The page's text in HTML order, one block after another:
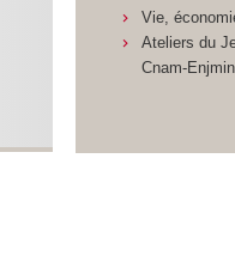
Vie,
Ateliers du
Cnam-Enjmin